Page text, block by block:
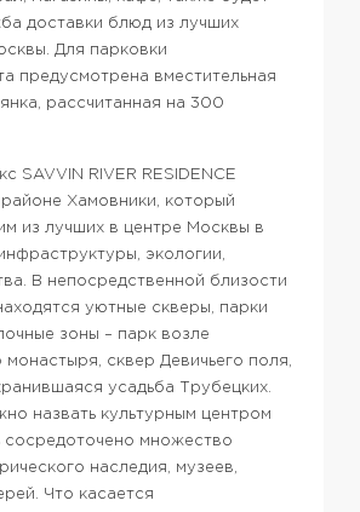
доставки блюд из лучших
Для парковки
предусмотрена вместительная
рассчитанная на 300
SAVVIN RIVER RESIDENCE
Хамовники, который
из лучших в центре Москвы в
экологии,
В непосредственной близости
уютные скверы, парки
зоны – парк возле
монастыря, сквер Девичьего поля,
усадьба Трубецких.
назвать культурным центром
сосредоточено множество
наследия, музеев,
Что касается